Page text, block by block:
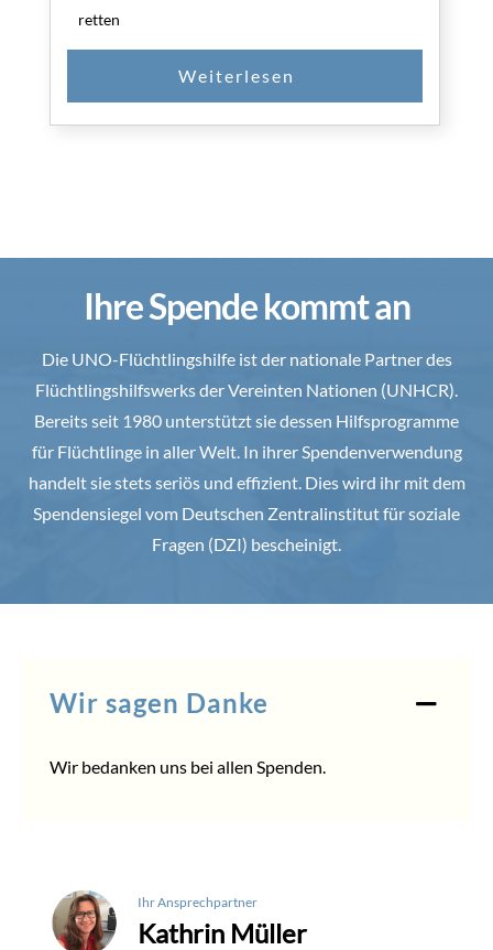
retten
Ihre Spende kommt an
Die UNO-Flüchtlingshilfe ist der nationale Partner des
Flüchtlingshilfswerks der Vereinten Nationen (UNHCR).
Bereits seit 1980 unterstützt sie dessen Hilfsprogramme
für Flüchtlinge in aller Welt. In ihrer Spendenverwendung
handelt sie stets seriös und effizient. Dies wird ihr mit dem
Spendensiegel vom Deutschen Zentralinstitut für soziale
Fragen (DZI) bescheinigt.
Wir sagen Danke
Wir bedanken uns bei allen Spenden.
Ihr Ansprechpartner
Kathrin Müller